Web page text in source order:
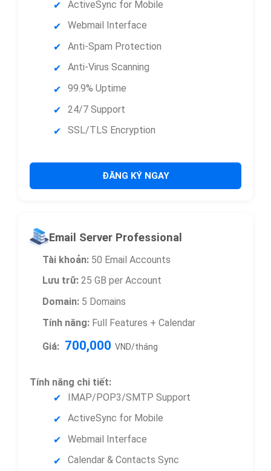
ActiveSync for Mobile
Webmail Interface
Anti-Spam Protection
Anti-Virus Scanning
99.9% Uptime
24/7 Support
SSL/TLS Encryption
ĐĂNG KÝ NGAY
Email Server Professional
Tài khoản:50 Email Accounts
Lưu trữ:25 GB per Account
Domain:5 Domains
Tính năng:Full Features + Calendar
Giá: 700,000 VND/tháng
Tính năng chi tiết:
IMAP/POP3/SMTP Support
ActiveSync for Mobile
Webmail Interface
Calendar & Contacts Sync